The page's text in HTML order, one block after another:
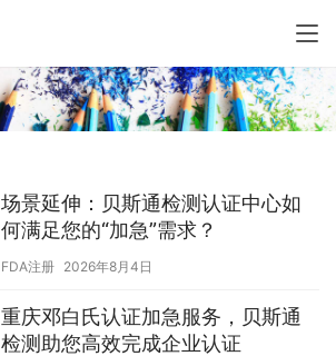
场景延伸：贝斯通检测认证中心如
何满足您的“加急”需求？
FDA注册 2026年8月4日
重庆邓白氏认证加急服务，贝斯通
检测助您高效完成企业认证